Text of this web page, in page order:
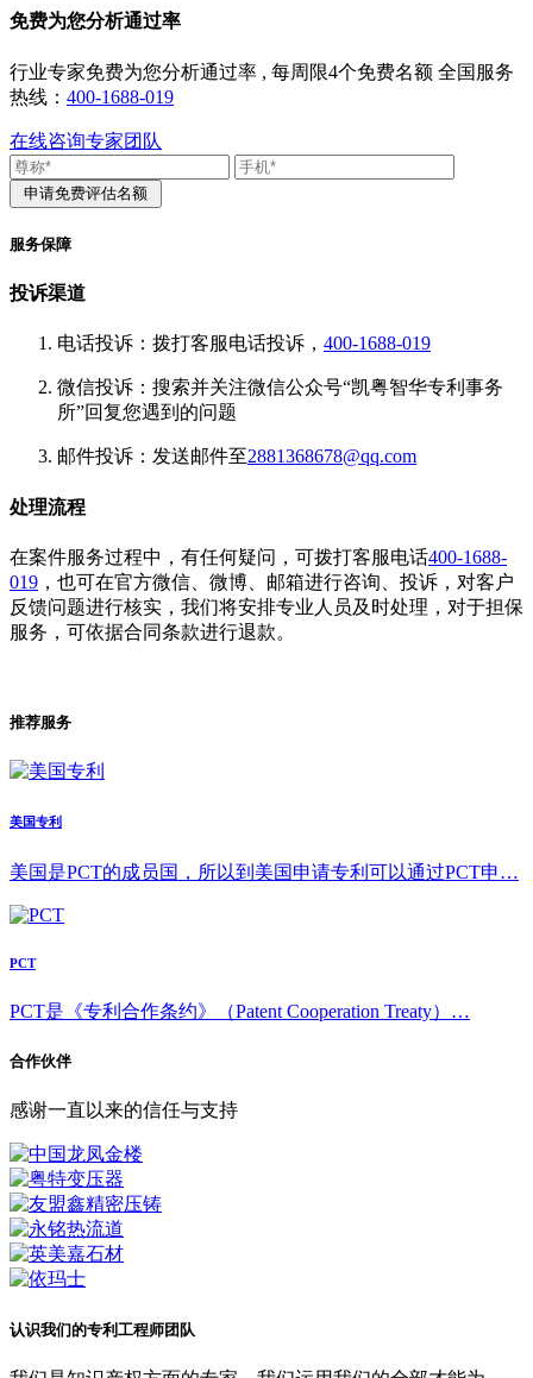
免费为您分析通过率
行业专家免费为您分析通过率 , 每周限4个免费名额 全国服务
热线： 400-1688-019
在线咨询专家团队
服务保障
投诉渠道
电话投诉：拨打客服电话投诉， 400-1688-019
微信投诉：搜索并关注微信公众号“凯粤智华专利事务
所”回复您遇到的问题
邮件投诉：发送邮件至2881368678@qq.com
处理流程
在案件服务过程中，有任何疑问，可拨打客服电话400-1688-
019 ，也可在官方微信、微博、邮箱进行咨询、投诉，对客户
反馈问题进行核实，我们将安排专业人员及时处理，对于担保
服务，可依据合同条款进行退款。
推荐服务
美国专利
美国是PCT的成员国，所以到美国申请专利可以通过PCT申…
PCT
PCT是《专利合作条约》（Patent Cooperation Treaty）…
合作伙伴
感谢一直以来的信任与支持
认识我们的专利工程师团队